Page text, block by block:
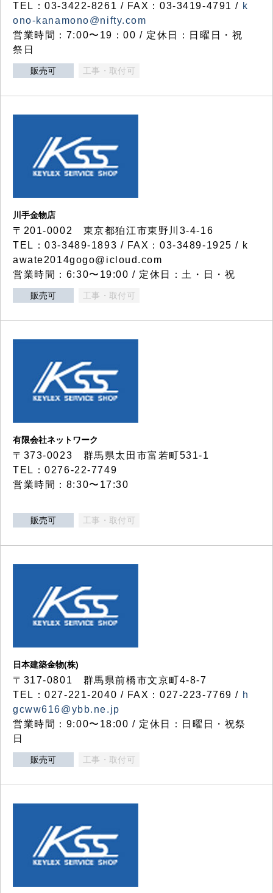
TEL：03-3422-8261 / FAX：03-3419-4791 / k
ono-kanamono@nifty.com
営業時間：7:00〜19：00 / 定休日：日曜日・祝
祭日
販売可 工事・取付可
川手金物店
〒201-0002 東京都狛江市東野川3-4-16
TEL：03-3489-1893 / FAX：03-3489-1925 / k
awate2014gogo@icloud.com
営業時間：6:30〜19:00 / 定休日：土・日・祝
販売可 工事・取付可
有限会社ネットワーク
〒373-0023 群馬県太田市富若町531-1
TEL：0276-22-7749
営業時間：8:30〜17:30
販売可 工事・取付可
日本建築金物(株)
〒317‐0801 群馬県前橋市文京町4-8-7
TEL：027-221-2040 / FAX：027-223-7769 / h
gcww616@ybb.ne.jp
営業時間：9:00〜18:00 / 定休日：日曜日・祝祭
日
販売可 工事・取付可